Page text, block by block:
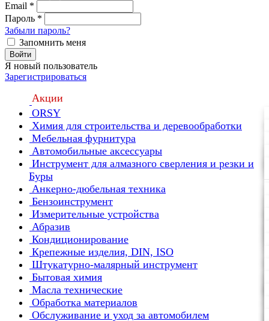
Email *
Пароль *
Забыли пароль?
Запомнить меня
Войти
Я новый пользователь
Зарегистрироваться
Акции
ORSY
Химия для строительства и деревообработки
Мебельная фурнитура
Автомобильные аксессуары
Инструмент для алмазного сверления и резки и
Буры
Анкерно-дюбельная техника
Бензоинструмент
Измерительные устройства
Абразив
Кондиционирование
Крепежные изделия, DIN, ISO
Штукатурно-малярный инструмент
Бытовая химия
Масла технические
Обработка материалов
Обслуживание и уход за автомобилем